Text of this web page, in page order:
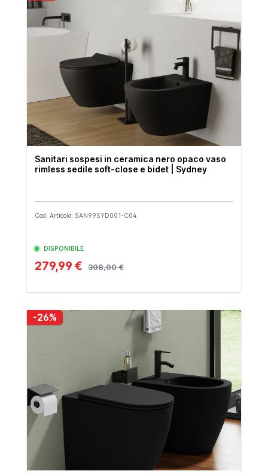
Sanitari sospesi in ceramica nero opaco vaso
rimless sedile soft-close e bidet | Sydney
Cod. Articolo: SAN99SYD001-C04
DISPONIBILE
279,99 € 308,00 €
-26%